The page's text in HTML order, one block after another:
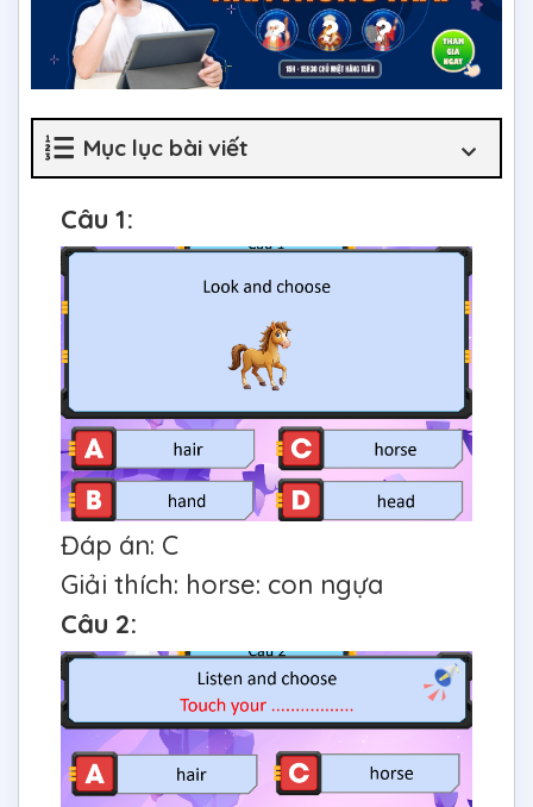
Mục lục bài viết
Câu 1:
Đáp án: C
Giải thích: horse: con ngựa
Câu 2: